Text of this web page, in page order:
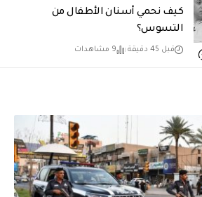
كيف نحمي أسنان الأطفال من
التسوس؟
قبل 45 دقيقة 9 مشاهدات